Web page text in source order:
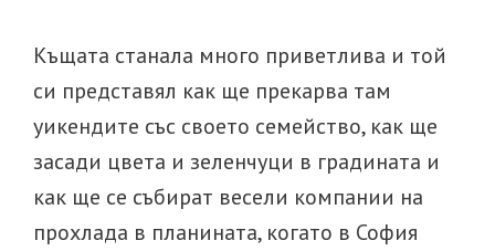
Къщата станала много приветлива и той
си представял как ще прекарва там
уикендите със своето семейство, как ще
засади цвета и зеленчуци в градината и
как ще се събират весели компании на
прохлада в планината, когато в София